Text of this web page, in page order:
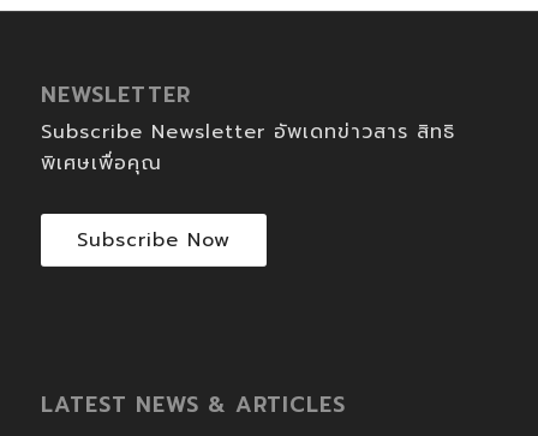
NEWSLETTER
Subscribe Newsletter อัพเดทข่าวสาร สิทธิ
พิเศษเพื่อคุณ
Subscribe Now
LATEST NEWS & ARTICLES